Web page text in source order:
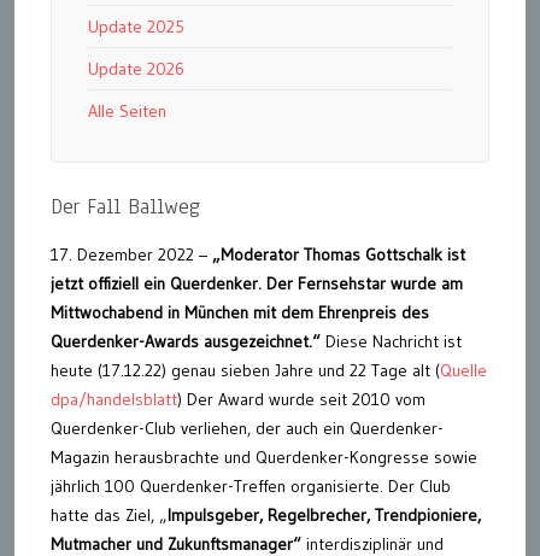
Update 2025
Update 2026
Alle Seiten
Der Fall Ballweg
17. Dezember 2022 – „Moderator Thomas Gottschalk ist
jetzt offiziell ein Querdenker. Der Fernsehstar wurde am
Mittwochabend in München mit dem Ehrenpreis des
Querdenker-Awards ausgezeichnet.“ Diese Nachricht ist
heute (17.12.22) genau sieben Jahre und 22 Tage alt (Quelle
dpa/handelsblatt) Der Award wurde seit 2010 vom
Querdenker-Club verliehen, der auch ein Querdenker-
Magazin herausbrachte und Querdenker-Kongresse sowie
jährlich 100 Querdenker-Treffen organisierte. Der Club
hatte das Ziel, „Impulsgeber, Regelbrecher,Trendpioniere,
Mutmacher und Zukunftsmanager“ interdisziplinär und